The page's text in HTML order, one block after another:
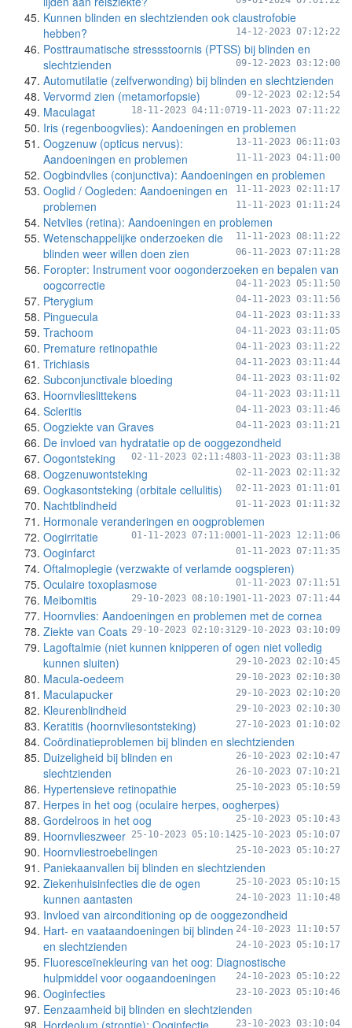
Kunnen blinden en slechtzienden ook claustrofobie
hebben?
14-12-2023 07:12:22
Posttraumatische stressstoornis (PTSS) bij blinden en
slechtzienden
09-12-2023 03:12:00
Automutilatie (zelfverwonding) bij blinden en slechtzienden
09-12-2023 02:12:54
Vervormd zien (metamorfopsie)
19-11-2023 07:11:22
Maculagat 18-11-2023 04:11:07
Iris (regenboogvlies): Aandoeningen en problemen
13-11-2023 06:11:03
Oogzenuw (opticus nervus):
Aandoeningen en problemen
11-11-2023 04:11:00
Oogbindvlies (conjunctiva): Aandoeningen en problemen
11-11-2023 02:11:17
Ooglid / Oogleden: Aandoeningen en
problemen
11-11-2023 01:11:24
Netvlies (retina): Aandoeningen en problemen
11-11-2023 08:11:22
Wetenschappelijke onderzoeken die
blinden weer willen doen zien
06-11-2023 07:11:28
Foropter: Instrument voor oogonderzoeken en bepalen van
oogcorrectie
04-11-2023 05:11:50
Pterygium 04-11-2023 03:11:56
Pinguecula 04-11-2023 03:11:33
Trachoom 04-11-2023 03:11:05
Premature retinopathie 04-11-2023 03:11:22
Trichiasis 04-11-2023 03:11:44
Subconjunctivale bloeding 04-11-2023 03:11:02
Hoornvlieslittekens 04-11-2023 03:11:11
Scleritis 04-11-2023 03:11:46
Oogziekte van Graves 04-11-2023 03:11:21
De invloed van hydratatie op de ooggezondheid
03-11-2023 03:11:38
Oogontsteking 02-11-2023 02:11:48
Oogzenuwontsteking 02-11-2023 02:11:32
Oogkasontsteking (orbitale cellulitis) 02-11-2023 01:11:01
Nachtblindheid 01-11-2023 01:11:32
Hormonale veranderingen en oogproblemen
01-11-2023 12:11:06
Oogirritatie 01-11-2023 07:11:00
Ooginfarct 01-11-2023 07:11:35
Oftalmoplegie (verzwakte of verlamde oogspieren)
01-11-2023 07:11:51
Oculaire toxoplasmose
01-11-2023 07:11:44
Meibomitis 29-10-2023 08:10:19
Hoornvlies: Aandoeningen en problemen met de cornea
29-10-2023 03:10:09
Ziekte van Coats 29-10-2023 02:10:31
Lagoftalmie (niet kunnen knipperen of ogen niet volledig
kunnen sluiten)
29-10-2023 02:10:45
Macula-oedeem 29-10-2023 02:10:30
Maculapucker 29-10-2023 02:10:20
Kleurenblindheid 29-10-2023 02:10:30
Keratitis (hoornvliesontsteking) 27-10-2023 01:10:02
Coördinatieproblemen bij blinden en slechtzienden
26-10-2023 02:10:47
Duizeligheid bij blinden en
slechtzienden
26-10-2023 07:10:21
Hypertensieve retinopathie 25-10-2023 05:10:59
Herpes in het oog (oculaire herpes, oogherpes)
25-10-2023 05:10:43
Gordelroos in het oog
25-10-2023 05:10:07
Hoornvlieszweer 25-10-2023 05:10:14
Hoornvliestroebelingen 25-10-2023 05:10:27
Paniekaanvallen bij blinden en slechtzienden
25-10-2023 05:10:15
Ziekenhuisinfecties die de ogen
kunnen aantasten
24-10-2023 11:10:48
Invloed van airconditioning op de ooggezondheid
24-10-2023 11:10:57
Hart- en vaataandoeningen bij blinden
en slechtzienden
24-10-2023 05:10:17
Fluoresceïnekleuring van het oog: Diagnostische
hulpmiddel voor oogaandoeningen
24-10-2023 05:10:22
Ooginfecties 23-10-2023 05:10:46
Eenzaamheid bij blinden en slechtzienden
23-10-2023 03:10:04
Hordeolum (strontje): Ooginfectie